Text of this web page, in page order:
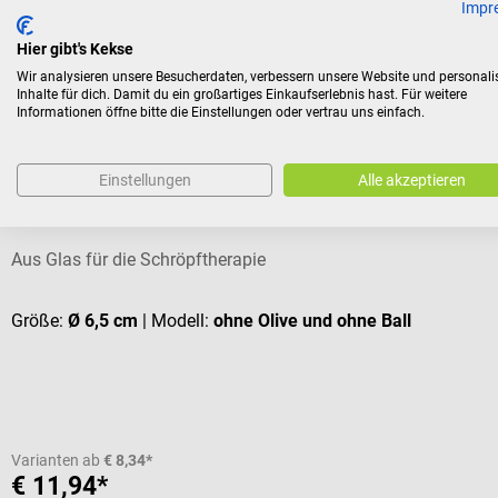
Kunden kauften auch
Hecht Assistent
Schröpfköpfe
Aus Glas für die Schröpftherapie
Größe: Ø 6,5 cm | Modell: ohne Olive und ohne Ball
Varianten ab € 8,34*
€ 11,94*
Hier gibt's Kekse
Wir analysieren unsere Besucherdaten, verbessern unsere Website und
Inhalte für dich. Damit du ein großartiges Einkaufserlebnis hast. Für weitere
Informationen öffne bitte die Einstellungen oder vertrau uns einfach.
Einstellungen Alle akzeptieren